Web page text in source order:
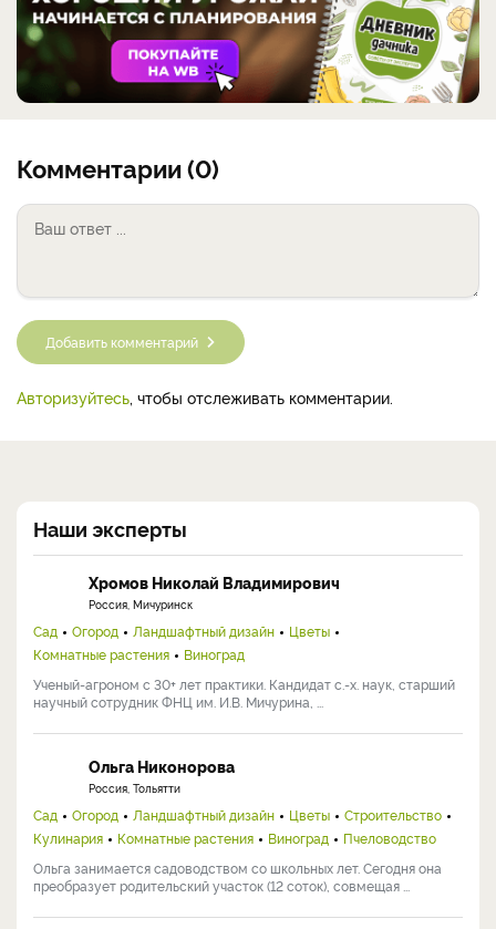
Комментарии (0)
Добавить комментарий
Авторизуйтесь , чтобы отслеживать комментарии.
Наши эксперты
Хромов Николай Владимирович
Россия, Мичуринск
Сад Огород Ландшафтный дизайн
Цветы
Комнатные растения
Виноград
Ученый-агроном с 30+ лет практики. Кандидат с.-х. наук, старший
научный сотрудник ФНЦ им. И.В. Мичурина, ...
Ольга Никонорова
Россия, Тольятти
Сад Огород Ландшафтный дизайн Цветы
Строительство
Кулинария
Комнатные растения Виноград
Пчеловодство
Ольга занимается садоводством со школьных лет. Сегодня она
преобразует родительский участок (12 соток), совмещая ...